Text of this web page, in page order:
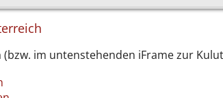
im untenstehenden iFrame zur